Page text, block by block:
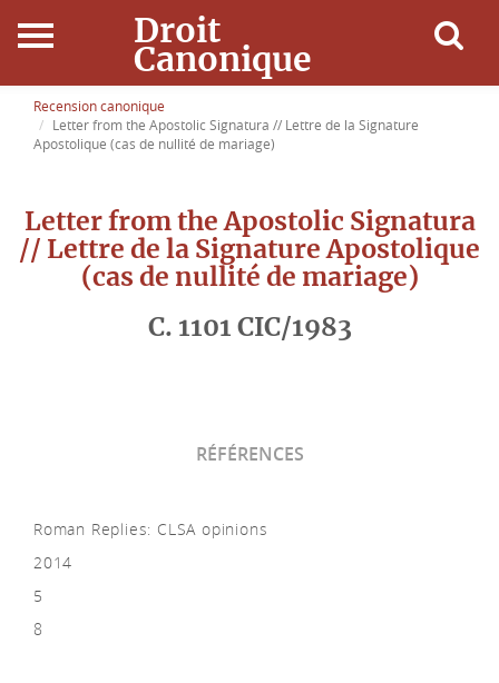
Droit
Canonique
Accueil
Ressources
Actualités
Recension canonique
Letter from the Apostolic Signatura // Lettre de la Signature
Apostolique (cas de nullité de mariage)
Letter from the Apostolic Signatura
// Lettre de la Signature Apostolique
(cas de nullité de mariage)
C. 1101 CIC/1983
RÉFÉRENCES
Roman Replies: CLSA opinions
2014
5
8